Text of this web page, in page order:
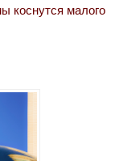
коснутся малого